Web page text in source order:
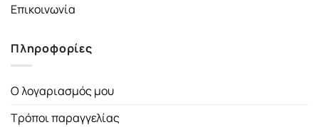
Επικοινωνία
Πληροφορίες
Ο λογαριασμός μου
Τρόποι παραγγελίας